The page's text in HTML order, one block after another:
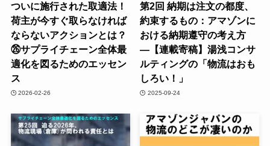
ついに施行された取適法！
荷主が今すぐ取らなければ
ならないアクションとは？
㉖サプライチェーン全体最
適化を図るためのエッセン
ス
2026-02-26
第2回 納期は注文の都度、
約束するもの：アマゾンに
おける納期遵守の考え方
―【連載寄稿】湯浅コンサ
ルティングの「物流はおも
しろい！」
2025-09-24